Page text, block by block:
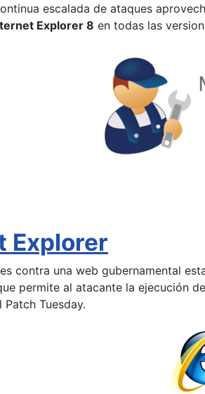
escalada de ataques
Explorer 8 en todas las
Explorer
contra una web gubernamental
permite al atacante la ejecución
Tuesday.